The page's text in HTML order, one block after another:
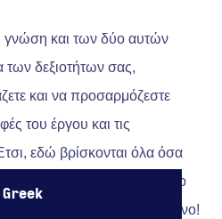
γνώση και των δύο αυτών
των δεξιοτήτων σας,
και να προσαρμόζεστε
του έργου και τις
εδώ βρίσκονται όλα όσα
blackbox σε σχέση με το
κουτιού τέλεια τυλιγμένο!
Greek